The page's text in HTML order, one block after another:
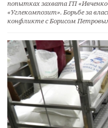
попытках захвата ГП «Ивченко-
«Углекомпозит». Борьбе за
конфликте с Борисом